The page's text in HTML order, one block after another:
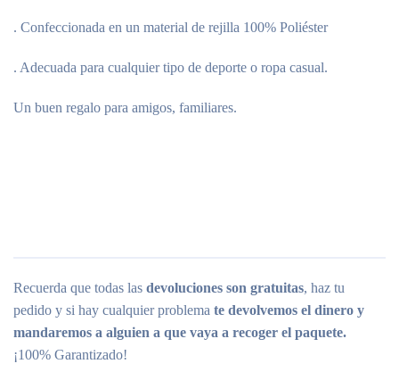
. Confeccionada en un material de rejilla 100% Poliéster
. Adecuada para cualquier tipo de deporte o ropa casual.
Un buen regalo para amigos, familiares.
Recuerda que todas las devoluciones son gratuitas, haz tu
pedido y si hay cualquier problema te devolvemos el dinero y
mandaremos a alguien a que vaya a recoger el paquete.
¡100% Garantizado!